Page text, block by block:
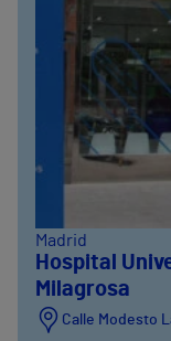
Madrid
Hospital
Milagrosa
Calle Modesto